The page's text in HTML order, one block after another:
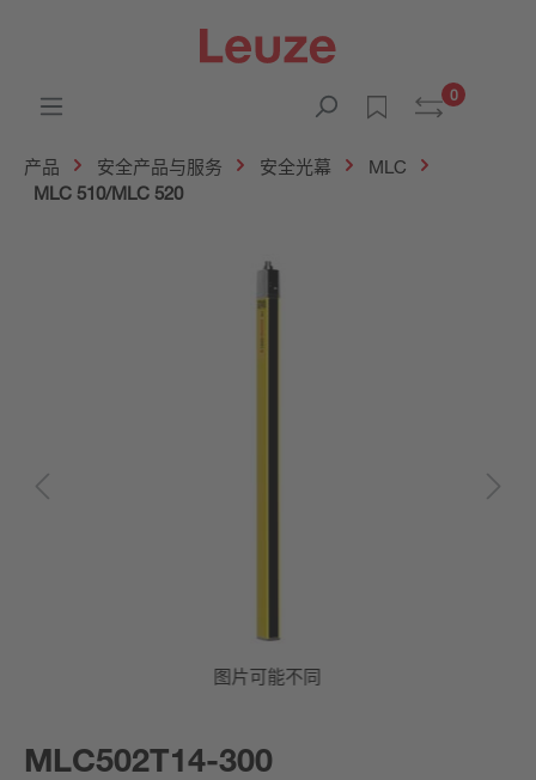
0
产品 安全产品与服务 安全光幕
MLC
MLC 510/MLC 520
图片可能不同
MLC502T14-300